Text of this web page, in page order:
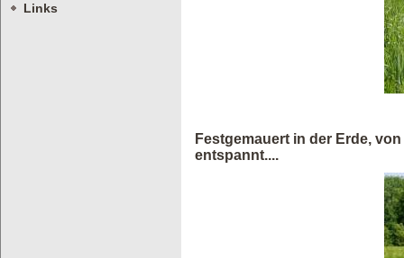
Links
Festgemauert in der Erde,
entspannt....